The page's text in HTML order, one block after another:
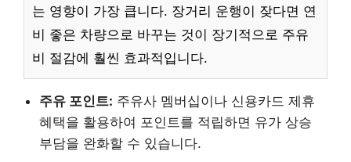
는 영향이 가장 큽니다. 장거리 운행이 잦다면 연
비 좋은 차량으로 바꾸는 것이 장기적으로 주유
비 절감에 훨씬 효과적입니다.
주유 포인트: 주유사 멤버십이나 신용카드 제휴
혜택을 활용하여 포인트를 적립하면 유가 상승
부담을 완화할 수 있습니다.